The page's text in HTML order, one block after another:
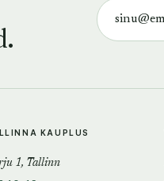
KAUPLUS
1, Tallinn